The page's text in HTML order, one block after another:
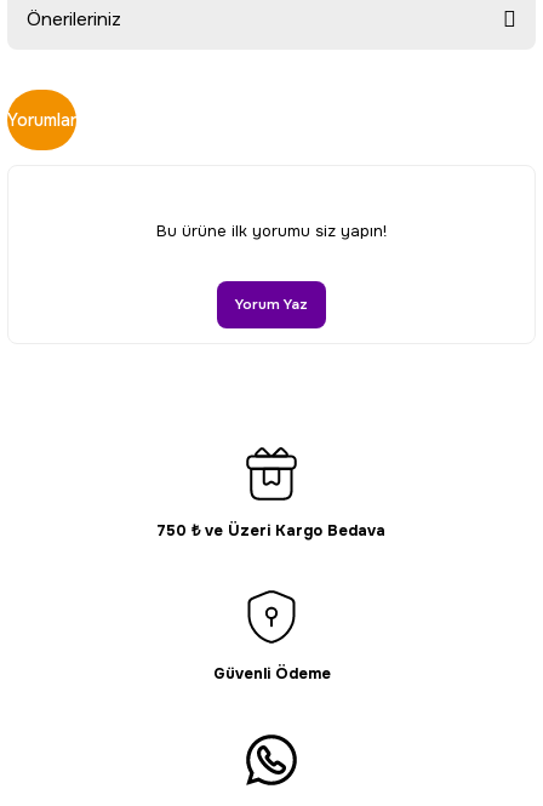
Önerileriniz
Bu ürünün fiyat bilgisi, resim, ürün açıklamalarında ve diğer
konularda yetersiz gördüğünüz noktaları öneri formunu
kullanarak tarafımıza iletebilirsiniz.
Ürün resmi kalitesiz, bozuk veya görüntülenemiyor.
Ürün bilgilerinde hatalar bulunuyor.
Gönder
Yorumlar
Bu ürüne ilk yorumu siz yapın!
Yorum Yaz
750 ₺ ve Üzeri Kargo Bedava
Güvenli Ödeme